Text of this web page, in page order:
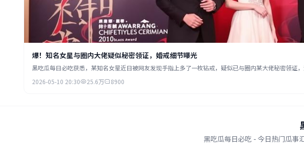
爆！知名女星与圈内大佬疑似秘密领证，婚戒细节曝光
黑吃瓜每日必吃获悉，某知名女星近日被网友发现手指上多了一枚钻戒，疑似已与圈内某大佬秘密领证，
2026-05-10 20:30
25.6万 8900
黑吃瓜每日必吃 - 今日热门瓜事